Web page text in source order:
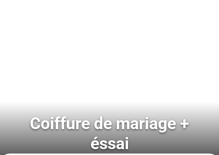
Coiffure de mariage +
éssai